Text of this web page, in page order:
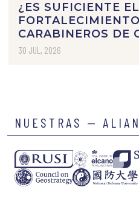
¿ES SUFICIENTE
CARABINEROS DE
30 JUL, 2026
NUESTRAS —